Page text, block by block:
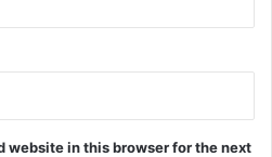
website in this browser for the next